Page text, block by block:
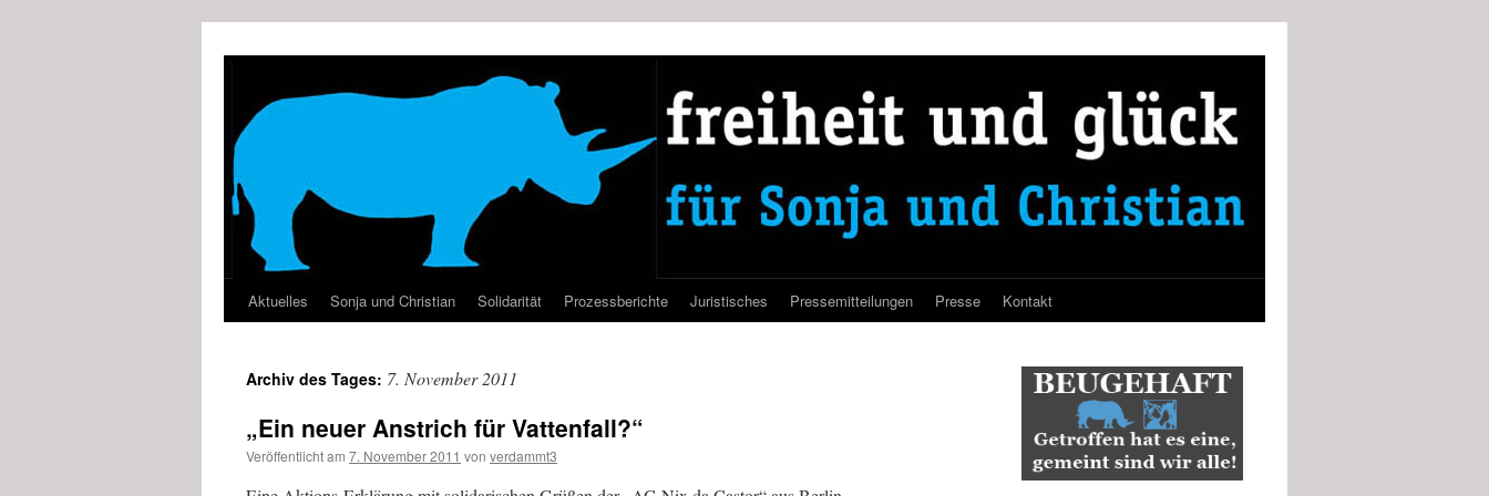
Aktuelles Sonja und Christian Solidarität Prozessberichte Juristisches Pressemitteilungen Presse Kontakt
Archiv des Tages: 7. November 2011
„Ein neuer Anstrich für Vattenfall?“
Veröffentlicht am 7. November 2011 von verdammt3